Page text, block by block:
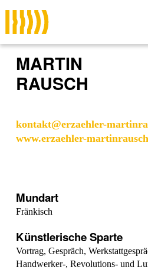
Navigation
springen
Inhalt
springen
Footer
springen
Dialekte
Sprachliche Vielfalt
MARTIN
RAUSCH
kontakt@erzaehler-
www.erzaehler-
Mundart
Fränkisch
Künstlerische Sparte
Vortrag, Gespräch,
Handwerker-, Revolutions- und